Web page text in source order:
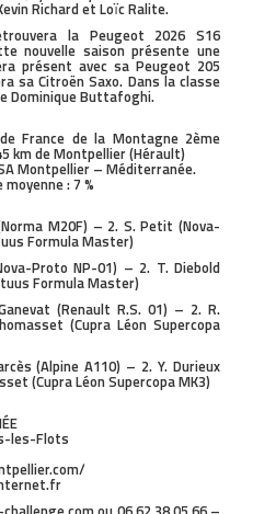
Richard et Loïc Ralite.
la Peugeot 2026 S16
nouvelle saison présente une
présent avec sa Peugeot 205
sa Citroën Saxo. Dans la classe
Dominique Buttafoghi.
France de la Montagne 2ème
km de Montpellier (Hérault)
Montpellier – Méditerranée.
: 7 %
M20F) – 2. S. Petit (Nova-
Formula Master)
Proto NP-01) – 2. T. Diebold
Formula Master)
(Renault R.S. 01) – 2. R.
(Cupra Léon Supercopa
(Alpine A110) – 2. Y. Durieux
(Cupra Léon Supercopa MK3)
les-Flots